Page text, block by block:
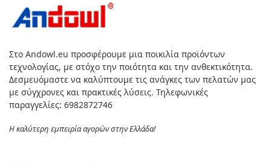
Στο Andowl.eu προσφέρουμε μια ποικιλία προϊόντων
τεχνολογίας, με στόχο την ποιότητα και την ανθεκτικότητα.
Δεσμευόμαστε να καλύπτουμε τις ανάγκες των πελατών μας
με σύγχρονες και πρακτικές λύσεις. Τηλεφωνικές
παραγγελίες: 6982872746
Η καλύτερη εμπειρία αγορών στην Ελλάδα!